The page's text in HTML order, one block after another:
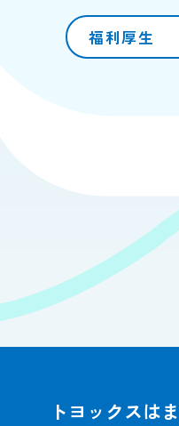
福利厚生
トヨックスは